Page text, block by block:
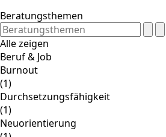
Beratungsthemen
Alle zeigen
Beruf & Job
Burnout
(1)
Durchsetzungsfähigkeit
(1)
Neuorientierung